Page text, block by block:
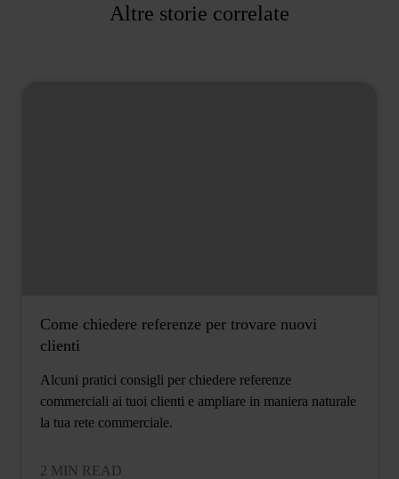
Altre storie correlate
Come chiedere referenze per trovare nuovi
clienti
Alcuni pratici consigli per chiedere referenze
commerciali ai tuoi clienti e ampliare in maniera naturale
la tua rete commerciale.
2 MIN READ